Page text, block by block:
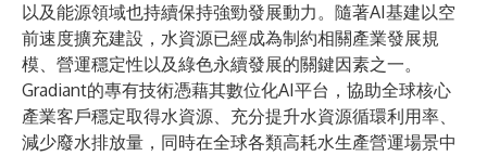
以及能源領域也持續保持強勁發展動力。隨著AI基建以空
前速度擴充建設，水資源已經成為制約相關產業發展規
模、營運穩定性以及綠色永續發展的關鍵因素之一。
Gradiant的專有技術憑藉其數位化AI平台，協助全球核心
產業客戶穩定取得水資源、充分提升水資源循環利用率、
減少廢水排放量，同時在全球各類高耗水生產營運場景中